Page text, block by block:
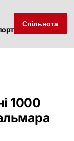
Спільнота
1000